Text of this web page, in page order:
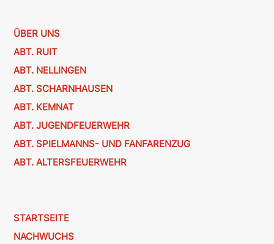
ÜBER UNS
ABT. RUIT
ABT. NELLINGEN
ABT. SCHARNHAUSEN
ABT. KEMNAT
ABT. JUGENDFEUERWEHR
ABT. SPIELMANNS- UND FANFARENZUG
ABT. ALTERSFEUERWEHR
STARTSEITE
NACHWUCHS